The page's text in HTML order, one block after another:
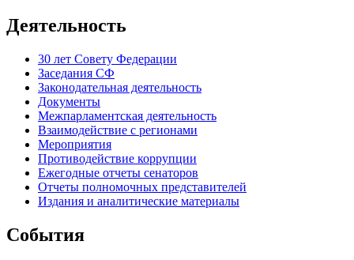
Деятельность
30 лет Совету Федерации
Заседания СФ
Законодательная деятельность
Документы
Межпарламентская деятельность
Взаимодействие с регионами
Мероприятия
Противодействие коррупции
Ежегодные отчеты сенаторов
Отчеты полномочных представителей
Издания и аналитические материалы
События